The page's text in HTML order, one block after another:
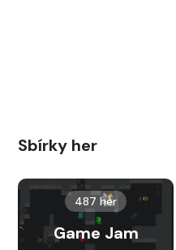
Sbírky her
487 her
Game Jam